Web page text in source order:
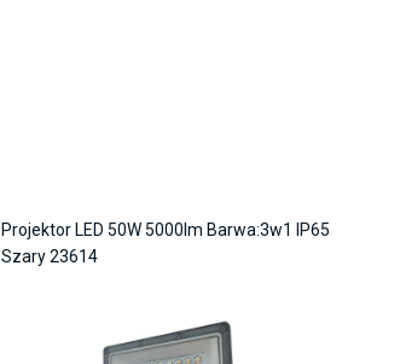
Projektor LED 50W 5000lm Barwa:3w1 IP65
Szary 23614